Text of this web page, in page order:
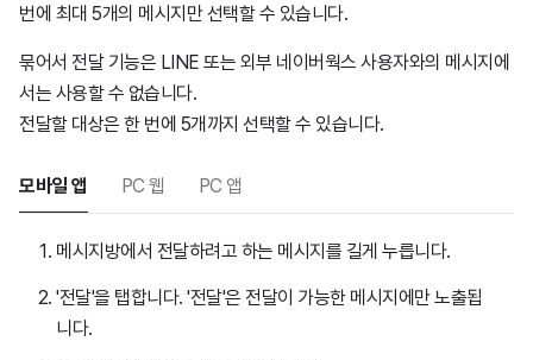
번에 최대 5개의 메시지만 선택할 수 있습니다.
묶어서 전달 기능은 LINE 또는 외부 네이버웍스 사용자와의 메시지에
서는 사용할 수 없습니다.
전달할 대상은 한 번에 5개까지 선택할 수 있습니다.
모바일 앱 PC 웹 PC 앱
메시지방에서 전달하려고 하는 메시지를 길게 누릅니다.
'전달'을 탭합니다. '전달'은 전달이 가능한 메시지에만 노출됩
니다.